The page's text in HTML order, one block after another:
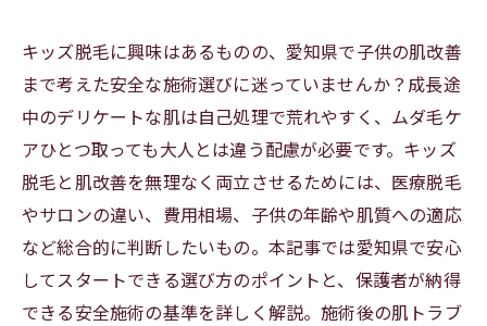
キッズ脱毛に興味はあるものの、愛知県で子供の肌改善
まで考えた安全な施術選びに迷っていませんか？成長途
中のデリケートな肌は自己処理で荒れやすく、ムダ毛ケ
アひとつ取っても大人とは違う配慮が必要です。キッズ
脱毛と肌改善を無理なく両立させるためには、医療脱毛
やサロンの違い、費用相場、子供の年齢や肌質への適応
など総合的に判断したいもの。本記事では愛知県で安心
してスタートできる選び方のポイントと、保護者が納得
できる安全施術の基準を詳しく解説。施術後の肌トラブ